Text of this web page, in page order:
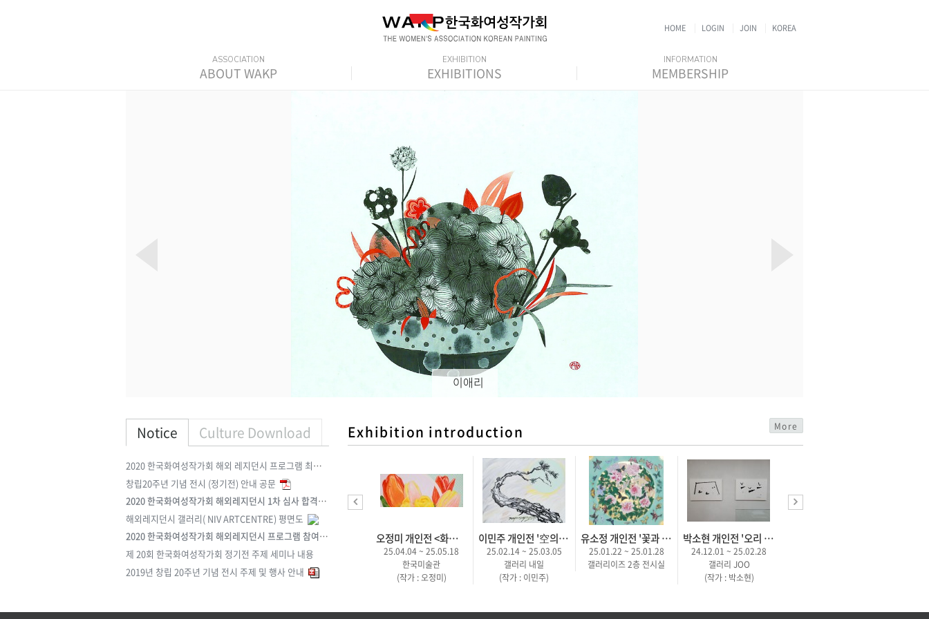
HOME LOGIN JOIN KOREA
ABOUT WAKP EXHIBITIONS MEMBERSHIP
INTERNATIONAL EXHIBITS
ART SHARE PROJECT
INTERCONTINENTAL RESIDENCY PROGRAM
PHOTOS OF EXHIBIT & SEMINAR
MEMBER GALLERY
MEMBER'S EXHIBITS
이애리
Notice Culture Download
2020 한국화여성작가회 해외 레지던시 프로그램 최종
합격자 발표
창립20주년 기념 전시 (정기전) 안내 공문
2020 한국화여성작가회 해외레지던시 1차 심사 합격자
발표 공고
해외레지던시 갤러리( NIV ARTCENTRE) 평면도
2020 한국화여성작가회 해외레지던시 프로그램 참여작
가 모집 공고
제 20회 한국화여성작가회 정기전 주제 세미나 내용
2019년 창립 20주년 기념 전시 주제 및 행사 안내
Exhibition introduction More
오정미 개인전 <화훼본색-다면의 콜라주>
25.04.04 ~ 25.05.18
한국미술관
(작가 : 오정미)
이민주 개인전 '空의 共鳴3'
25.02.14 ~ 25.03.05
갤러리 내일
(작가 : 이민주)
유소정 개인전 '꽃과 나비의 변주'
25.01.22 ~ 25.01.28
갤러리이즈 2층 전시실
박소현 개인전 '오리 가족 – 자유 그리고 사랑'
24.12.01 ~ 25.02.28
갤러리 JOO
(작가 : 박소현)
윤수희 초대전
24.10.16 ~ 24.10.22
(작가 : 윤수희)
윤진숙 개인전
24.09.02 ~ 24.09.30
(작가 : 윤진숙)
24.07.18 ~ 24.08.13
반도문화재단 아이비라운지
갤러리